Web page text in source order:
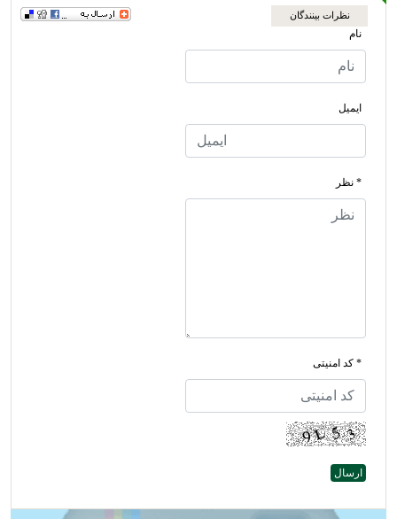
نظرات بینندگان
نام
ایمیل
* نظر
* کد امنیتی